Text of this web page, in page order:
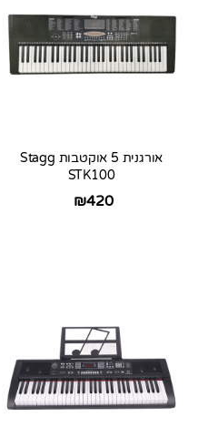
אורגנית 5 אוקטבות Stagg
STK100
₪420